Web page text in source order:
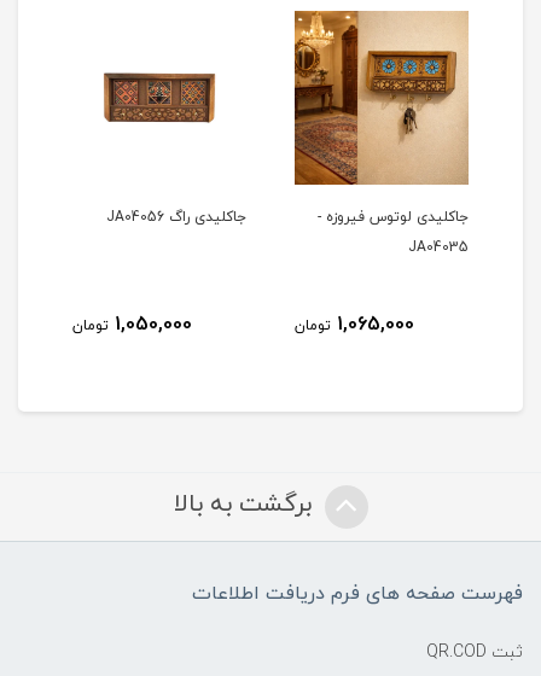
جاکلیدی لوتوس فیروزه -
JA04035
1,065,000 تومان
جاکلیدی راگ JA04056
1,050,000 تومان
برگشت به بالا
فهرست صفحه های فرم دریافت اطلاعات
ثبت QR.COD